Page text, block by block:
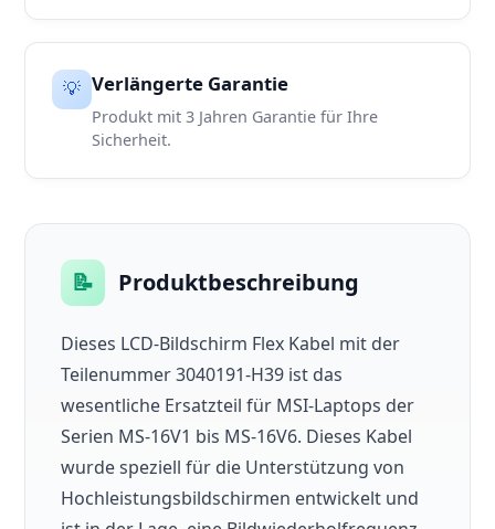
💡 Verlängerte Garantie
Produkt mit 3 Jahren Garantie für Ihre
Sicherheit.
📝 Produktbeschreibung
Dieses LCD-Bildschirm Flex Kabel mit der
Teilenummer 3040191-H39 ist das
wesentliche Ersatzteil für MSI-Laptops der
Serien MS-16V1 bis MS-16V6. Dieses Kabel
wurde speziell für die Unterstützung von
Hochleistungsbildschirmen entwickelt und